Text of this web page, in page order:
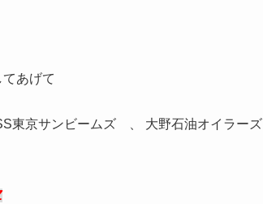
あげて
東京サンビームズ 、 大野石油オイラーズ